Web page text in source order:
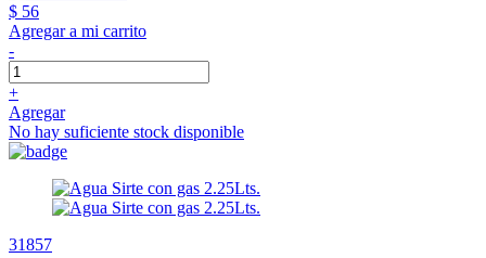
$ 56
Agregar a mi carrito
-
+
Agregar
No hay suficiente stock disponible
31857